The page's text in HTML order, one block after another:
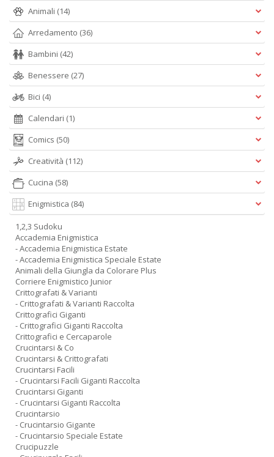
Animali (14)
Arredamento (36)
Bambini (42)
Benessere (27)
Bici (4)
Calendari (1)
Comics (50)
Creatività (112)
Cucina (58)
Enigmistica (84)
1,2,3 Sudoku
Accademia Enigmistica
- Accademia Enigmistica Estate
- Accademia Enigmistica Speciale Estate
Animali della Giungla da Colorare Plus
Corriere Enigmistico Junior
Crittografati & Varianti
- Crittografati & Varianti Raccolta
Crittografici Giganti
- Crittografici Giganti Raccolta
Crittografici e Cercaparole
Crucintarsi & Co
Crucintarsi & Crittografati
Crucintarsi Facili
- Crucintarsi Facili Giganti Raccolta
Crucintarsi Giganti
- Crucintarsi Giganti Raccolta
Crucintarsio
- Crucintarsio Gigante
- Crucintarsio Speciale Estate
Crucipuzzle